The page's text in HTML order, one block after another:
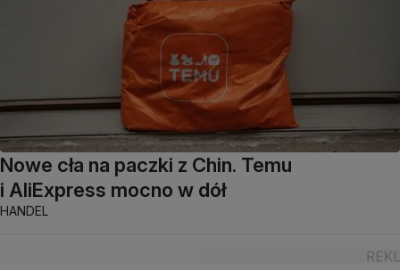
Nowe cła na paczki z Chin. Temu
i AliExpress mocno w dół
HANDEL